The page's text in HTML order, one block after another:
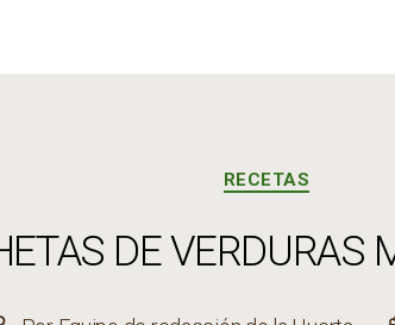
Categorías
RECETAS
DE VERDURAS